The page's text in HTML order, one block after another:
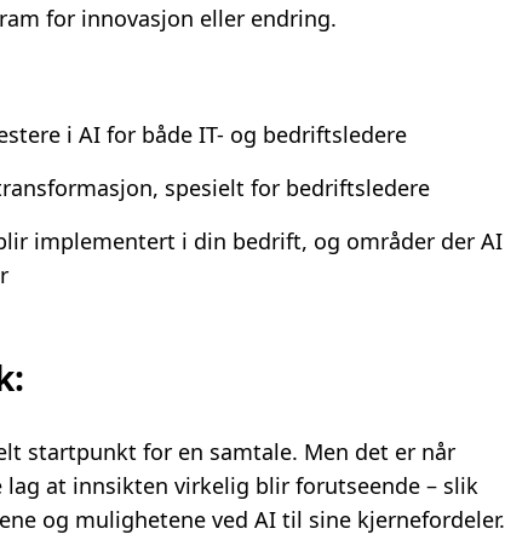
for innovasjon eller endring.
i AI for både IT- og bedriftsledere
spesielt for bedriftsledere
implementert i din bedrift, og områder der AI
startpunkt for en samtale. Men det er når
at innsikten virkelig blir forutseende – slik
og mulighetene ved AI til sine kjernefordeler.